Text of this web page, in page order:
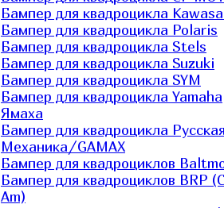
Бампер для квадроцикла
Бампер для квадроцикла Polaris
Бампер для квадроцикла Stels
Бампер для квадроцикла Suzuki
Бампер для квадроцикла SYM
Бампер для квадроцикла Yamaha
Ямаха
Бампер для квадроцикла
Механика/GAMAX
Бампер для квадроциклов
Бампер для квадроциклов BRP
Am)